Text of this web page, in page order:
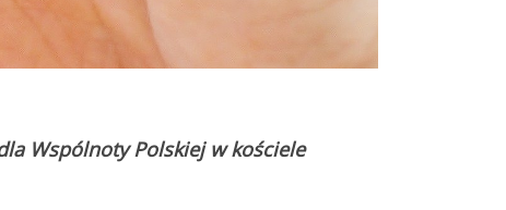
Wspólnoty Polskiej w kościele